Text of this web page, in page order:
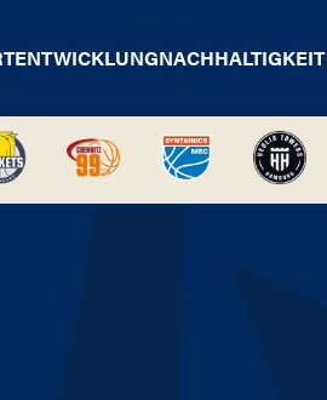
NACHHALTIGKEIT